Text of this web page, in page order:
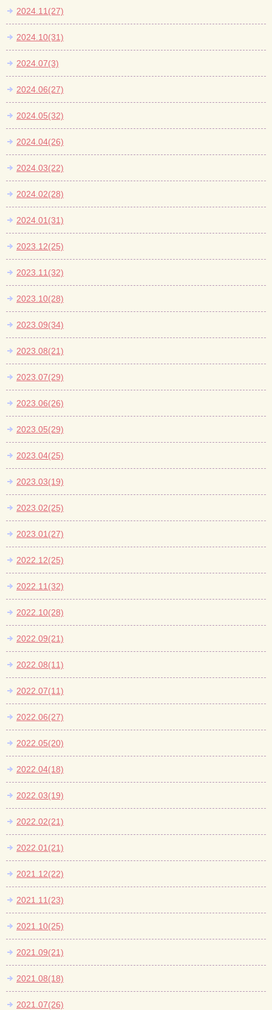
2024.11(27)
2024.10(31)
2024.07(3)
2024.06(27)
2024.05(32)
2024.04(26)
2024.03(22)
2024.02(28)
2024.01(31)
2023.12(25)
2023.11(32)
2023.10(28)
2023.09(34)
2023.08(21)
2023.07(29)
2023.06(26)
2023.05(29)
2023.04(25)
2023.03(19)
2023.02(25)
2023.01(27)
2022.12(25)
2022.11(32)
2022.10(28)
2022.09(21)
2022.08(11)
2022.07(11)
2022.06(27)
2022.05(20)
2022.04(18)
2022.03(19)
2022.02(21)
2022.01(21)
2021.12(22)
2021.11(23)
2021.10(25)
2021.09(21)
2021.08(18)
2021.07(26)